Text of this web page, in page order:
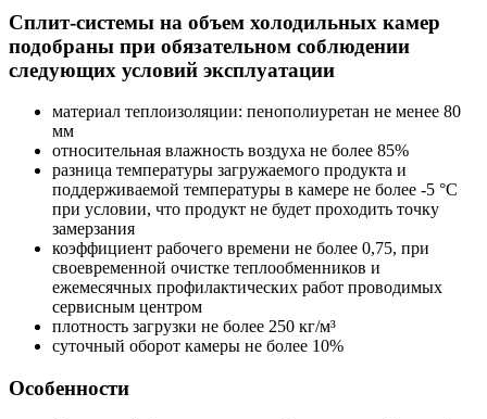
Сплит-системы на объем холодильных камер
подобраны при обязательном соблюдении
следующих условий эксплуатации
материал теплоизоляции: пенополиуретан не менее 80
мм
относительная влажность воздуха не более 85%
разница температуры загружаемого продукта и
поддерживаемой температуры в камере не более -5 °С
при условии, что продукт не будет проходить точку
замерзания
коэффициент рабочего времени не более 0,75, при
своевременной очистке теплообменников и
ежемесячных профилактических работ проводимых
сервисным центром
плотность загрузки не более 250 кг/м³
суточный оборот камеры не более 10%
Особенности